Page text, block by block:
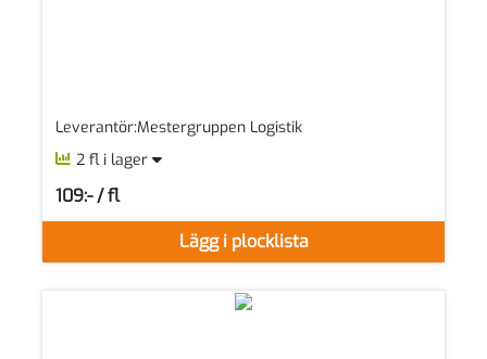
Leverantör:Mestergruppen Logistik
2 fl i lager
Lägg i plocklista
109:- / fl
SEK per FL